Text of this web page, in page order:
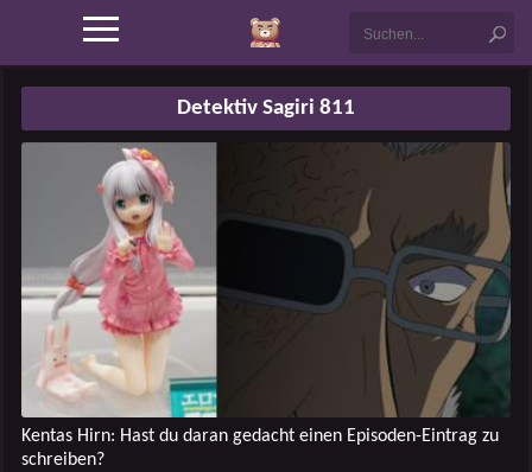
Detektiv Sagiri 811
Kentas Hirn: Hast du daran gedacht einen Episoden-Eintrag zu
schreiben?